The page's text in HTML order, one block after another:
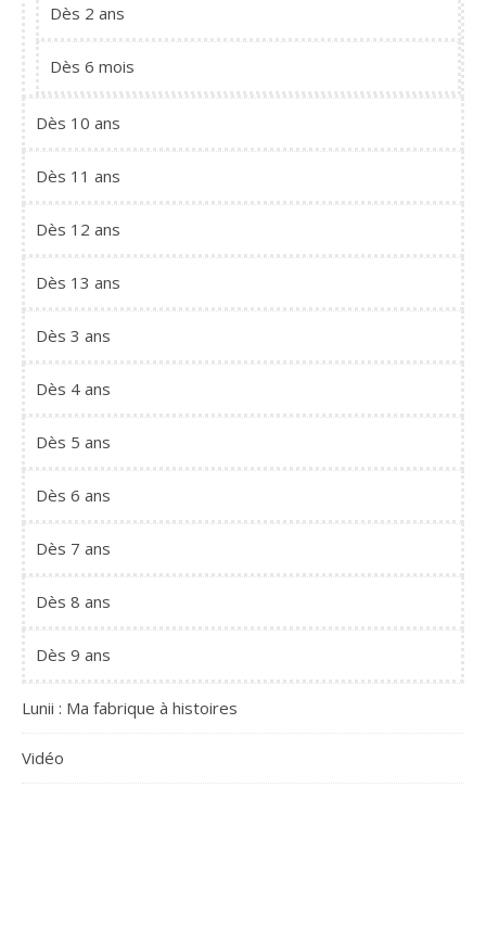
Dès 2 ans
Dès 6 mois
Dès 10 ans
Dès 11 ans
Dès 12 ans
Dès 13 ans
Dès 3 ans
Dès 4 ans
Dès 5 ans
Dès 6 ans
Dès 7 ans
Dès 8 ans
Dès 9 ans
Lunii : Ma fabrique à histoires
Vidéo